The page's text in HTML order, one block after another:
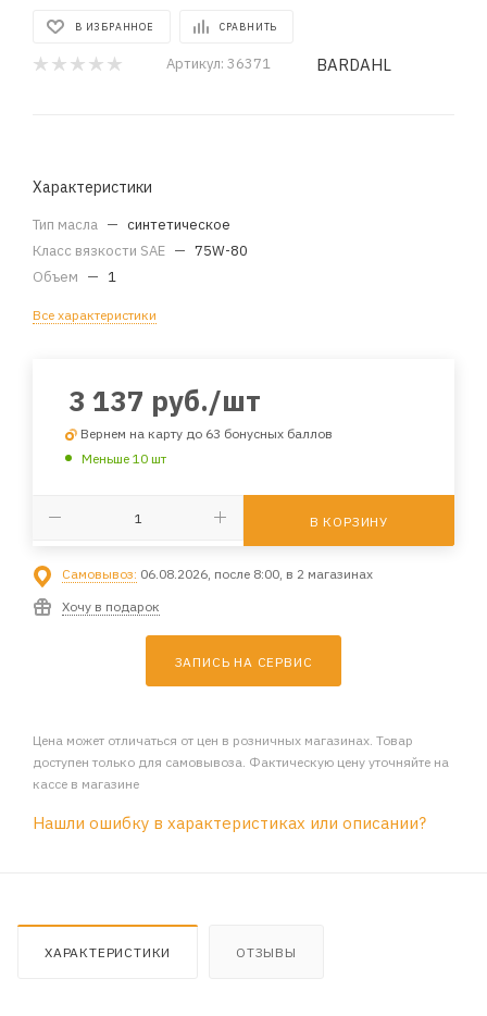
В ИЗБРАННОЕ СРАВНИТЬ
Артикул: 36371 BARDAHL
Характеристики
Тип масла — синтетическое
Класс вязкости SAE — 75W-80
Объем — 1
Все характеристики
3 137 руб./шт
Вернем на карту до 63 бонусных баллов
Меньше 10 шт
В КОРЗИНУ
Самовывоз: 06.08.2026, после 8:00, в 2 магазинах
Хочу в подарок
ЗАПИСЬ НА СЕРВИС
Цена может отличаться от цен в розничных магазинах. Товар
доступен только для самовывоза. Фактическую цену уточняйте на
кассе в магазине
Нашли ошибку в характеристиках или описании?
ХАРАКТЕРИСТИКИ ОТЗЫВЫ